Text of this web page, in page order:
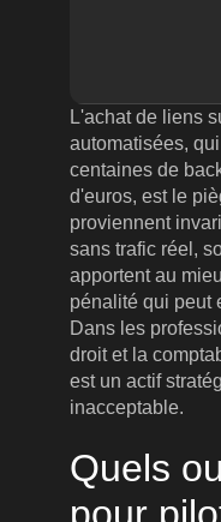
L'achat de liens
automatisées,
centaines de
d'euros, est le
proviennent
sans trafic réel,
apportent au
pénalité qui peut
Dans les
droit et la
est un actif
inacceptable.
Quels